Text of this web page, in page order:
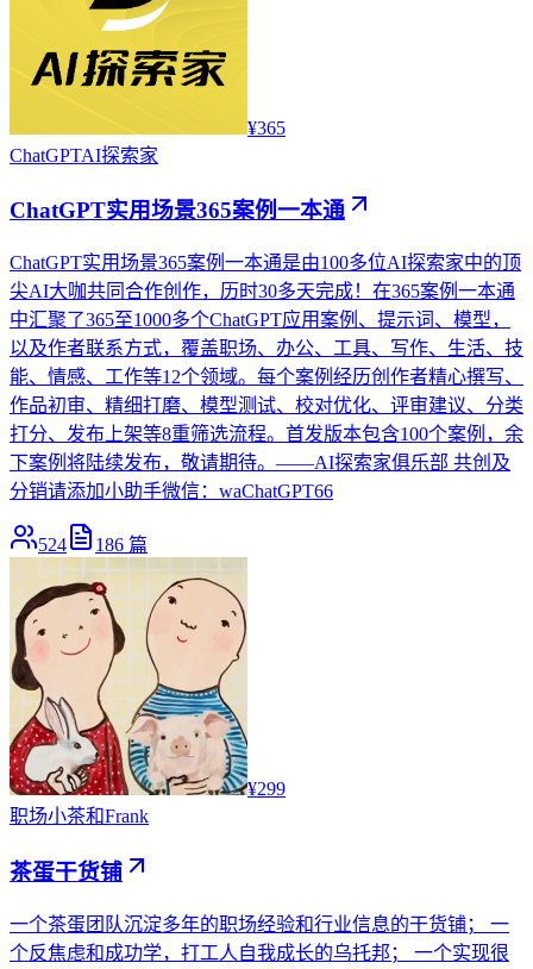
¥365
ChatGPTAI探索家
ChatGPT实用场景365案例一本通
ChatGPT实用场景365案例一本通是由100多位AI探索家中的顶
尖AI大咖共同合作创作，历时30多天完成！在365案例一本通
中汇聚了365至1000多个ChatGPT应用案例、提示词、模型，
以及作者联系方式，覆盖职场、办公、工具、写作、生活、技
能、情感、工作等12个领域。每个案例经历创作者精心撰写、
作品初审、精细打磨、模型测试、校对优化、评审建议、分类
打分、发布上架等8重筛选流程。首发版本包含100个案例，余
下案例将陆续发布，敬请期待。——AI探索家俱乐部 共创及
分销请添加小助手微信：waChatGPT66
524 186 篇
¥299
职场小茶和Frank
茶蛋干货铺
一个茶蛋团队沉淀多年的职场经验和行业信息的干货铺； 一
个反焦虑和成功学，打工人自我成长的乌托邦； 一个实现很